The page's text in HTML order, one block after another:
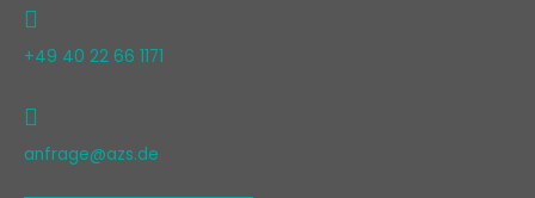
+49 40 22 66 1171
anfrage@azs.de